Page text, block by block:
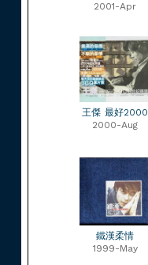
2001-Apr
王傑 最好2000
2000-Aug
鐵漢柔情
1999-May